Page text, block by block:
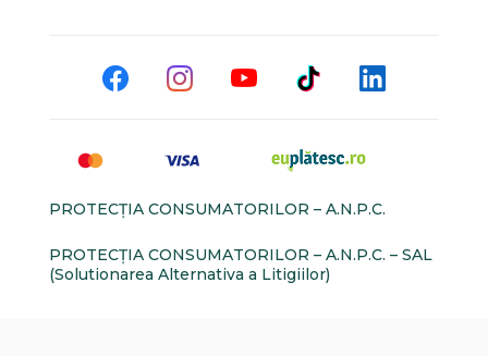
PROTECŢIA CONSUMATORILOR – A.N.P.C.
PROTECŢIA CONSUMATORILOR – A.N.P.C. – SAL
(Solutionarea Alternativa a Litigiilor)